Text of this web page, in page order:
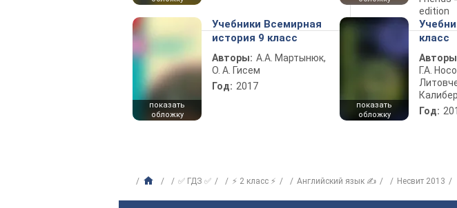
edition
показать
обложку
Учебники Всемирная
история 9 класс
Авторы: А.А. Мартынюк,
О. А. Гисем
Год: 2017
показать
обложку
класс
Г.А.
Год:
✅ ГДЗ ✅ ⚡ 2 класс ⚡ Английский язык ✍ Несвит 2013